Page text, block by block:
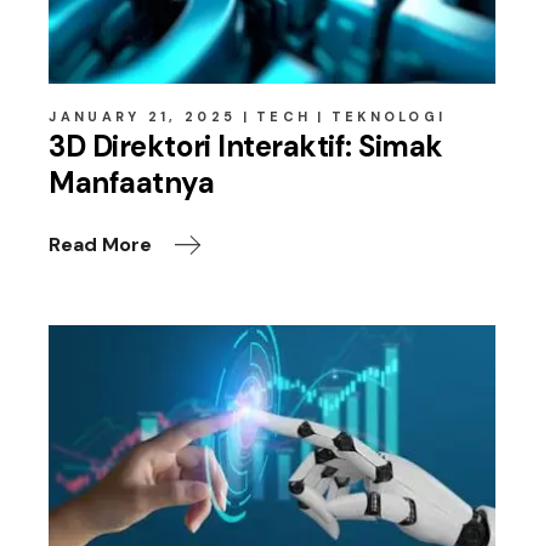
JANUARY 21, 2025 TECH TEKNOLOGI
3D Direktori Interaktif: Simak
Manfaatnya
Read More